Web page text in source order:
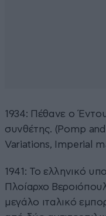
1934: Πέθανε ο
συνθέτης. (Pomp
Variations, Imperial
1941: Το ελληνικό
Πλοίαρχο
μεγάλο ιταλικό